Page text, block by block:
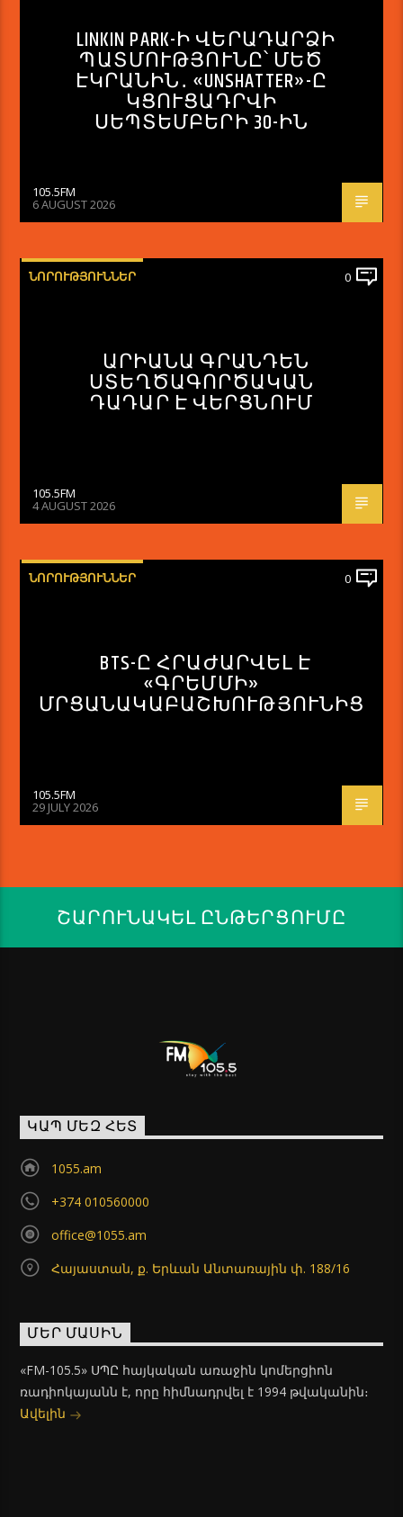
LINKIN PARK-Ի ՎԵՐԱԴԱՐՁԻ
ՊԱՏՄՈՒԹՅՈՒՆԸ՝ ՄԵԾ
ԷԿՐԱՆԻՆ․ «UNSHATTER»-Ը
ԿՑՈՒՑԱԴՐՎԻ
ՍԵՊՏԵՄԲԵՐԻ 30-ԻՆ
105.5FM
6 AUGUST 2026
ՆՈՐՈՒԹՅՈՒՆՆԵՐ 0
ԱՐԻԱՆԱ ԳՐԱՆԴԵՆ
ՍՏԵՂԾԱԳՈՐԾԱԿԱՆ
ԴԱԴԱՐ Է ՎԵՐՑՆՈՒՄ
105.5FM
4 AUGUST 2026
ՆՈՐՈՒԹՅՈՒՆՆԵՐ 0
BTS-Ը ՀՐԱԺԱՐՎԵԼ Է
«ԳՐԵՄՄԻ»
ՄՐՑԱՆԱԿԱԲԱՇԽՈՒԹՅՈՒՆԻՑ
105.5FM
29 JULY 2026
ՇԱՐՈՒՆԱԿԵԼ ԸՆԹԵՐՑՈՒՄԸ
ԿԱՊ ՄԵԶ ՀԵՏ
1055.am
+374 010560000
office@1055.am
Հայաստան, ք. Երևան Անտառային փ. 188/16
ՄԵՐ ՄԱՍԻՆ
«FM-105.5» ՍՊԸ հայկական առաջին կոմերցիոն
ռադիոկայանն է, որը հիմնադրվել է 1994 թվականին։
Ավելին